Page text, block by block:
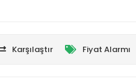
Karşılaştır Fiyat Alarmı